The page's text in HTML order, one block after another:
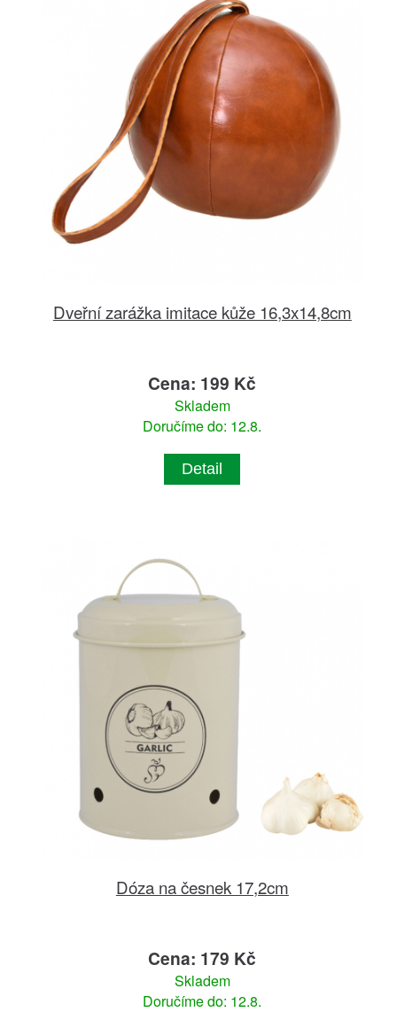
Dveřní zarážka imitace kůže 16,3x14,8cm
Cena: 199 Kč
Skladem
Doručíme do: 12.8.
Detail
Dóza na česnek 17,2cm
Cena: 179 Kč
Skladem
Doručíme do: 12.8.